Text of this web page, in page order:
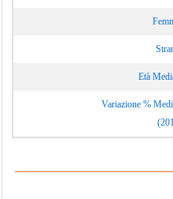
Età
Variazione %